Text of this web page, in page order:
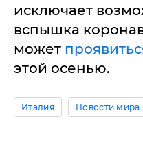
исключает
вспышка
может
этой осенью.
Италия Новости мира